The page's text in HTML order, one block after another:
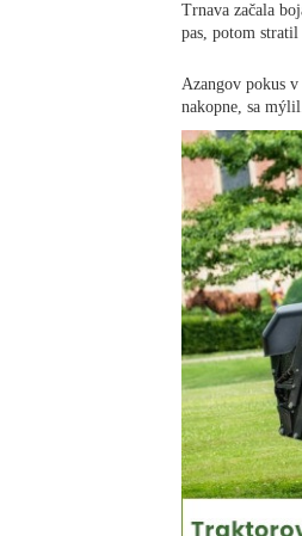
Trnava začala
pas, potom
Azangov pokus
nakopne, sa